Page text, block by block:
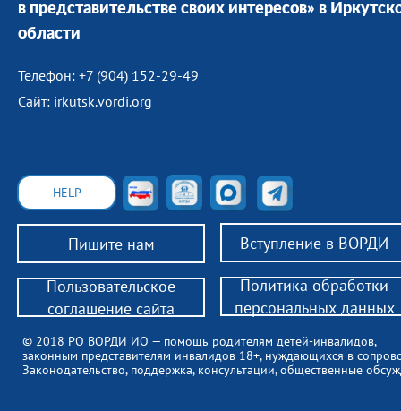
в представительстве своих интересов» в
области
Телефон: +7 (904) 152-29-49
Сайт: irkutsk.vordi.org
Пишите нам Вступление в ВОРДИ
© 2018 РО ВОРДИ ИО — помощь родителям детей-инвалидов,
законным представителям инвалидов 18+, нуждающихся в
Законодательство, поддержка, консультации, общественные
HELP
Пользовательское
соглашение сайта
Политика обработки
персональных данных